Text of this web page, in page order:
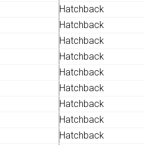
Hatchback
Hatchback
Hatchback
Hatchback
Hatchback
Hatchback
Hatchback
Hatchback
Hatchback